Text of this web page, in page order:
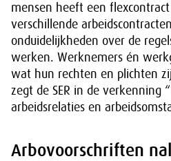
mensen heeft een
verschillende
onduidelijkheden over de
werken. Werknemers én
wat hun rechten en plichten
zegt de SER in de verkenning
arbeidsrelaties en
Arbovoorschriften